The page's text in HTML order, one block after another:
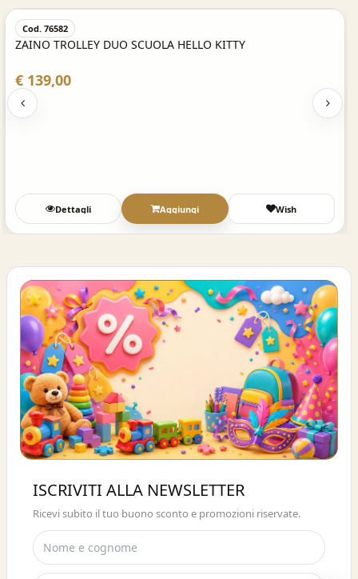
Cod. 76582
ZAINO TROLLEY DUO SCUOLA HELLO KITTY
€ 139,00
Dettagli Aggiungi Wish
ISCRIVITI E OTTIENI SUBITO UNO
SCONTO DEL 10%
ISCRIVITI ALLA NEWSLETTER
Ricevi subito il tuo buono sconto e promozioni riservate.